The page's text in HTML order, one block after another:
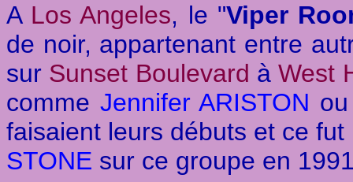
A Los Angeles, le "Viper
de noir, appartenant entre
sur Sunset Boulevard àWest
comme Jennifer ARISTON
faisaient leurs débuts et ce
STONE sur ce groupe en